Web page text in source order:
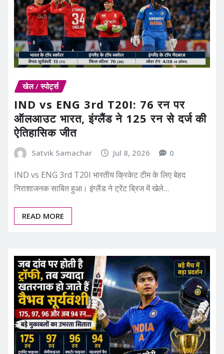
खेल / स्पोर्ट्स
IND vs ENG 3rd T20I: 76 रन पर
ऑलआउट भारत, इंग्लैंड ने 125 रन से दर्ज की
ऐतिहासिक जीत
Satvik Samachar Jul 8, 2026 0
IND vs ENG 3rd T20I भारतीय क्रिकेट टीम के लिए बेहद
निराशाजनक साबित हुआ। इंग्लैंड ने ट्रेंट ब्रिज में खेले…
READ MORE